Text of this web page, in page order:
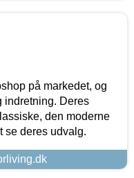
på markedet, og
indretning. Deres
den moderne
se deres udvalg.